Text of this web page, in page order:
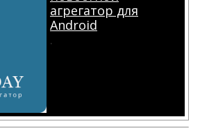
агрегатор для
Android
.